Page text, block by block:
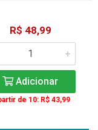
R$ 48,99
Adicionar
de 10: R$ 43,99